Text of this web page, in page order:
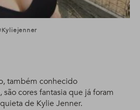
também conhecido
, são cores fantasia que já foram
de Kylie Jenner.